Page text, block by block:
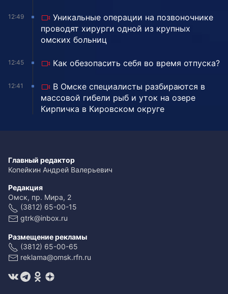
12:49
Уникальные операции на позвоночнике
проводят хирурги одной из крупных
омских больниц
12:45 Как обезопасить себя во время отпуска?
12:41
В Омске специалисты разбираются в
массовой гибели рыб и уток на озере
Кирпичка в Кировском округе
Главный редактор
Копейкин Андрей Валерьевич
Редакция
Омск, пр. Мира, 2
(3812) 65-00-15
gtrk@inbox.ru
Размещение рекламы
(3812) 65-00-65
reklama@omsk.rfn.ru